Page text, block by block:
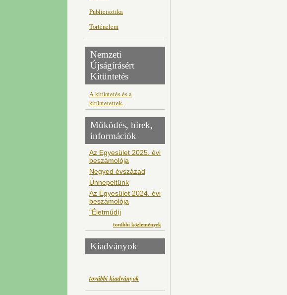
Publicisztika
Történelem
Nemzeti
Újságírásért
Kitüntetés
A kitüntetés és a
kitüntetettek.
Működés, hírek,
információk
Az Egyesület 2025. évi
beszámolója
Negyed évszázad
Ünnepeltünk
Az Egyesület 2024. évi
beszámolója
"Életműdíj
további közlemények
Kiadványok
további kiadványok